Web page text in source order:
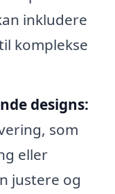
inkludere
komplekse
designs:
som
eller
justere og